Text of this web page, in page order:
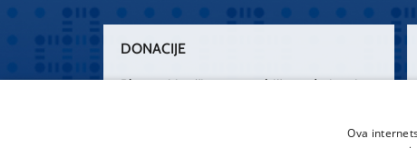
DONACIJE
Plemenitim činom nesebičnog darivanja
„Zarazimo“ se dobrotom, donirajmo od
Ova